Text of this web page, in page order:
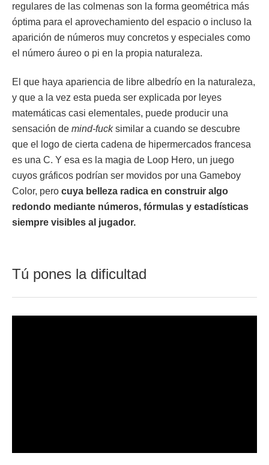
regulares de las colmenas son la forma geométrica más
óptima para el aprovechamiento del espacio o incluso la
aparición de números muy concretos y especiales como
el número áureo o pi en la propia naturaleza.
El que haya apariencia de libre albedrío en la naturaleza,
y que a la vez esta pueda ser explicada por leyes
matemáticas casi elementales, puede producir una
sensación de mind-fucksimilar a cuando se descubre
que el logo de cierta cadena de hipermercados francesa
es una C. Y esa es la magia de Loop Hero, un juego
cuyos gráficos podrían ser movidos por una Gameboy
Color, pero cuya belleza radica en construir algo
redondo mediante números, fórmulas y estadísticas
siempre visibles al jugador.
Tú pones la dificultad